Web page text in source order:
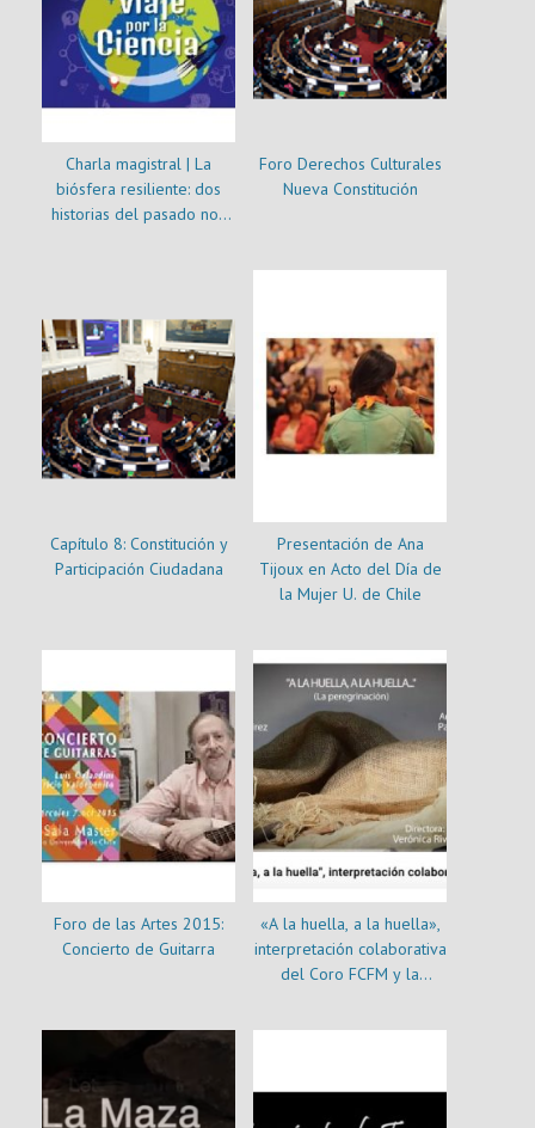
Charla magistral | La
biósfera resiliente: dos
historias del pasado nos
Foro Derechos Culturales
Nueva Constitución
Capítulo 8: Constitución y
Participación Ciudadana
Presentación de Ana
Tijoux en Acto del Día de
la Mujer U. de Chile
Foro de las Artes 2015:
Concierto de Guitarra
«A la huella, a la huella»,
interpretación colaborativa
del Coro FCFM y la